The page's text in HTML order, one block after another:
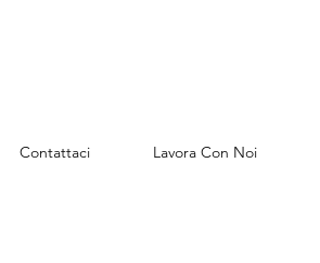
Contattaci Lavora Con Noi